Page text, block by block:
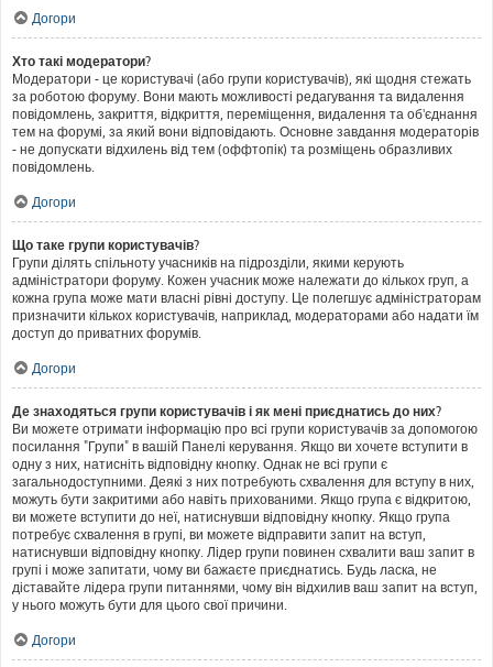
Догори
Хто такі модератори?
Модератори - це користувачі (або групи користувачів), які щодня стежать
за роботою форуму. Вони мають можливості редагування та видалення
повідомлень, закриття, відкриття, переміщення, видалення та об'єднання
тем на форумі, за який вони відповідають. Основне завдання модераторів
- не допускати відхилень від тем (оффтопік) та розміщень образливих
повідомлень.
Догори
Що таке групи користувачів?
Групи ділять спільноту учасників на підрозділи, якими керують
адміністратори форуму. Кожен учасник може належати до кількох груп, а
кожна група може мати власні рівні доступу. Це полегшує адміністраторам
призначити кількох користувачів, наприклад, модераторами або надати їм
доступ до приватних форумів.
Догори
Де знаходяться групи користувачів і як мені приєднатись до них?
Ви можете отримати інформацію про всі групи користувачів за допомогою
посилання "Групи" в вашій Панелі керування. Якщо ви хочете вступити в
одну з них, натисніть відповідну кнопку. Однак не всі групи є
загальнодоступними. Деякі з них потребують схвалення для вступу в них,
можуть бути закритими або навіть прихованими. Якщо група є відкритою,
ви можете вступити до неї, натиснувши відповідну кнопку. Якщо група
потребує схвалення в групі, ви можете відправити запит на вступ,
натиснувши відповідну кнопку. Лідер групи повинен схвалити ваш запит в
групі і може запитати, чому ви бажаєте приєднатись. Будь ласка, не
діставайте лідера групи питаннями, чому він відхилив ваш запит на вступ,
у нього можуть бути для цього свої причини.
Догори